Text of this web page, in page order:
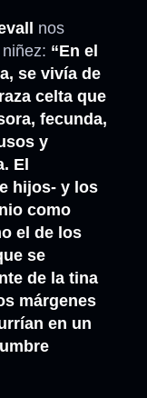
nos
“En el
se vivía de
celta que
fecunda,
y
El
hijos- y los
como
el de los
se
de la tina
márgenes
en un